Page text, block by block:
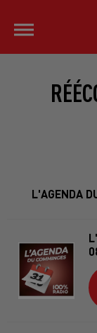
L'AGENDA